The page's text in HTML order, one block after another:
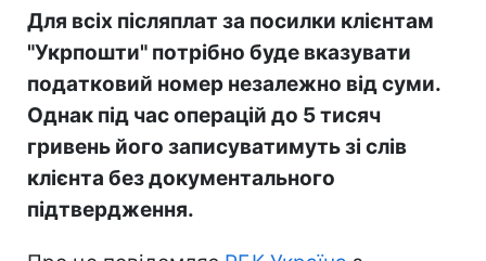
Для всіх післяплат за посилки клієнтам
"Укрпошти" потрібно буде вказувати
податковий номер незалежно від суми.
Однак під час операцій до 5 тисяч
гривень його записуватимуть зі слів
клієнта без документального
підтвердження.